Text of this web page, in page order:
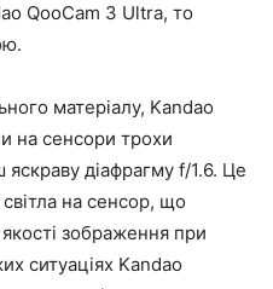
QooCam 3 Ultra, то
матеріалу, Kandao
на сенсори трохи
діафрагму f/1.6. Це
на сенсор, що
зображення при
ситуаціях Kandao